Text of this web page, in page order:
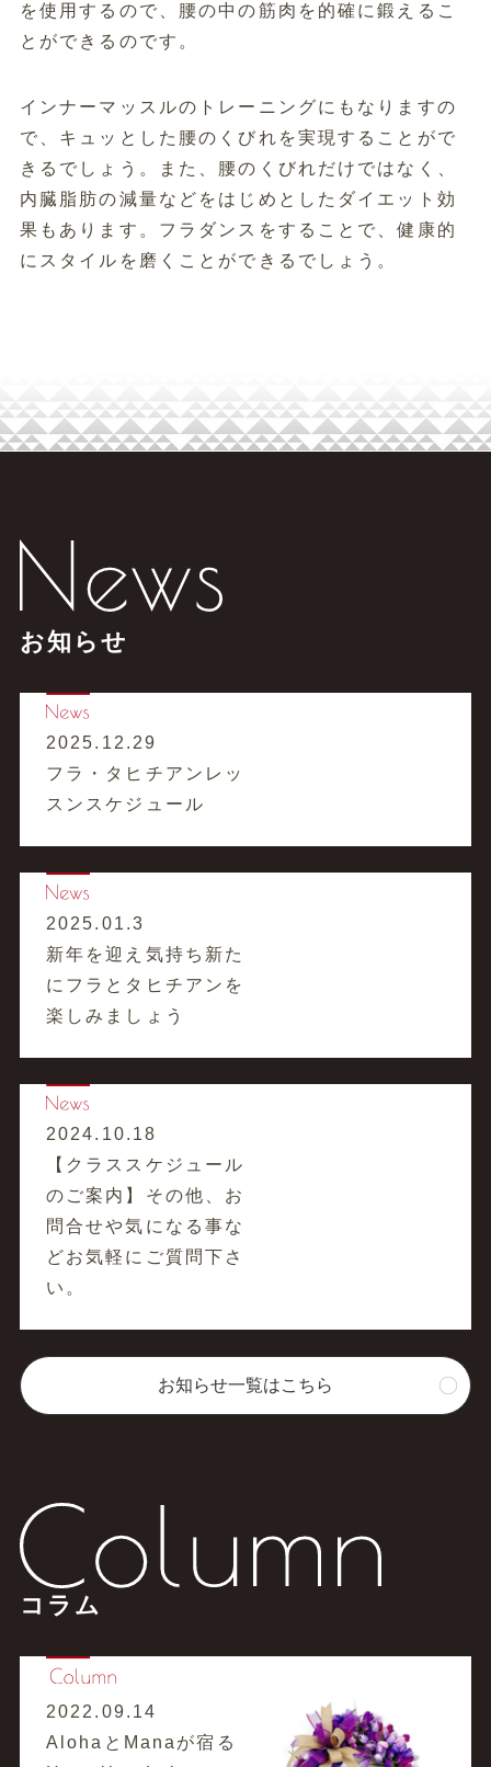
を使用するので、腰の中の筋肉を的確に鍛えるこ
とができるのです。
インナーマッスルのトレーニングにもなりますの
で、キュッとした腰のくびれを実現することがで
きるでしょう。また、腰のくびれだけではなく、
内臓脂肪の減量などをはじめとしたダイエット効
果もあります。フラダンスをすることで、健康的
にスタイルを磨くことができるでしょう。
お知らせ
2025.12.29
フラ・タヒチアンレッ
スンスケジュール
2025.01.3
新年を迎え気持ち新た
にフラとタヒチアンを
楽しみましょう
2024.10.18
【クラススケジュール
のご案内】その他、お
問合せや気になる事な
どお気軽にご質問下さ
い。
お知らせ一覧はこちら
コラム
2022.09.14
AlohaとManaが宿る